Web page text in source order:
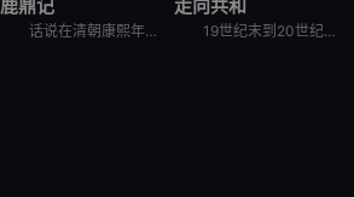
鹿鼎记
话说在清朝康熙年间，在喧嚣市井的闹市区，生活着油嘴滑舌、机灵刁钻的妓女之子韦小宝（韩栋 饰）。他偶然以小太监的身份入宫，在神秘公公海大富手下饱受摧残，之后结识了以“小玄子”之名和他比武的当今皇帝康
走向共和
19世纪末到20世纪初，这当中的二三十年说短不短说长也不长。对于中国，则是风云变化的几十年。在这当中，中国自二次鸦片战争后，又经历了洋务运动、甲午战争、戊戌变法、辛亥革命、二次革命等。其中，中国结